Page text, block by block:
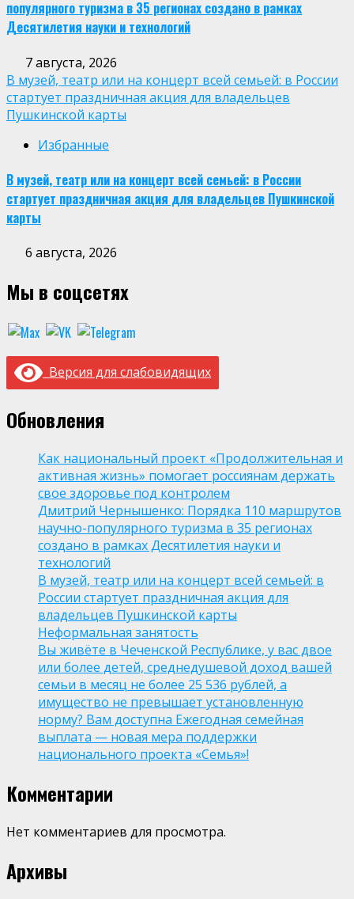
популярного туризма в 35 регионах создано в рамках
Десятилетия науки и технологий
7 августа, 2026
В музей, театр или на концерт всей семьей: в России
стартует праздничная акция для владельцев
Пушкинской карты
Избранные
В музей, театр или на концерт всей семьей: в России
стартует праздничная акция для владельцев Пушкинской
карты
6 августа, 2026
Мы в соцсетях
Версия для слабовидящих
Обновления
Как национальный проект «Продолжительная и
активная жизнь» помогает россиянам держать
свое здоровье под контролем
Дмитрий Чернышенко: Порядка 110 маршрутов
научно-популярного туризма в 35 регионах
создано в рамках Десятилетия науки и
технологий
В музей, театр или на концерт всей семьей: в
России стартует праздничная акция для
владельцев Пушкинской карты
Неформальная занятость
Вы живёте в Чеченской Республике, у вас двое
или более детей, среднедушевой доход вашей
семьи в месяц не более 25 536 рублей, а
имущество не превышает установленную
норму? Вам доступна Ежегодная семейная
выплата — новая мера поддержки
национального проекта «Семья»!
Комментарии
Нет комментариев для просмотра.
Архивы